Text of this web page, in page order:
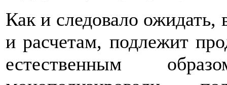
Как и следовало ожидать,
и расчетам, подлежит
естественным